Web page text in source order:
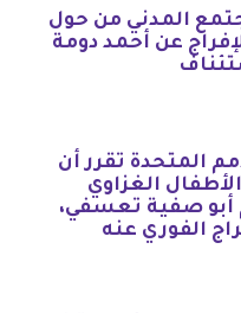
المدني من حول
عن أحمد دومة
المتحدة تقرر أن
الغزاوي
أبو صفية تعسفي،
الفوري عنه